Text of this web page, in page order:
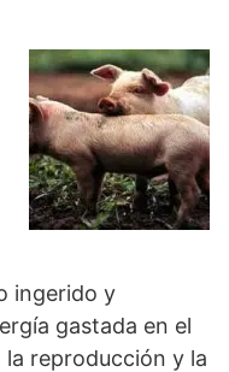
ingerido y
gastada en el
reproducción y la